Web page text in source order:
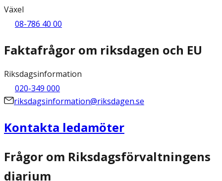
Växel
08-786 40 00
Faktafrågor om riksdagen och EU
Riksdagsinformation
020-349 000
riksdagsinformation@riksdagen.se
Kontakta ledamöter
Frågor om Riksdagsförvaltningens
diarium